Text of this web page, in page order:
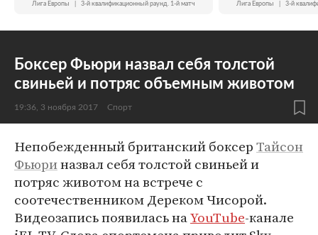
Лига Европы 3-й квалификационный раунд. 1-й матч Лига Европы 3-й
Боксер Фьюри назвал себя толстой
свиньей и потряс объемным животом
19:36, 3 ноября 2017 Спорт
Непобежденный британский боксерТайсон
Фьюриназвал себя толстой свиньей и
потряс животом на встрече с
соотечественником Дереком Чисорой.
Видеозапись появилась наYouTube-канале